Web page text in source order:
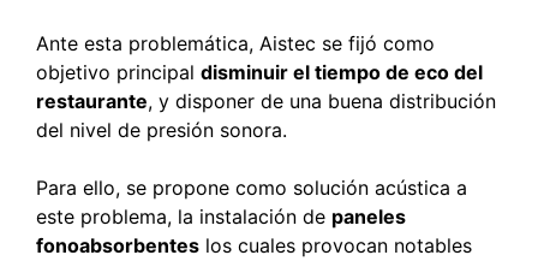
Ante esta problemática, Aistec se fijó como
objetivo principal disminuir el tiempo de eco del
restaurante, y disponer de una buena distribución
del nivel de presión sonora.
Para ello, se propone como solución acústica a
este problema, la instalación de paneles
fonoabsorbentes los cuales provocan notables